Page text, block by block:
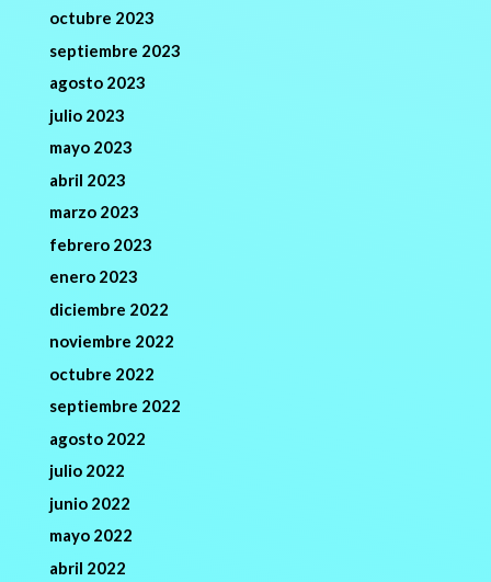
octubre 2023
septiembre 2023
agosto 2023
julio 2023
mayo 2023
abril 2023
marzo 2023
febrero 2023
enero 2023
diciembre 2022
noviembre 2022
octubre 2022
septiembre 2022
agosto 2022
julio 2022
junio 2022
mayo 2022
abril 2022